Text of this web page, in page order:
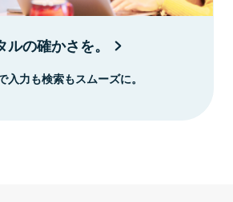
の確かさを。
入力も検索もスムーズに。